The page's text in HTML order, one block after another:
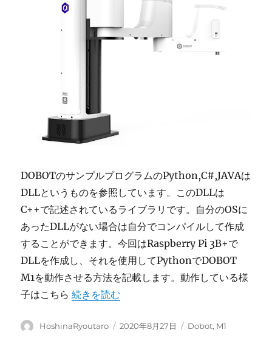
DOBOTのサンプルプログラムのPython,C#,JAVAは
DLLというものを参照しています。このDLLは
C++で記述されているライブラリです。自分のOSに
あったDLLがない場合は自分でコンパイルして作成
することができます。今回はRaspberry Pi 3B+で
DLLを作成し、それを使用してPythonでDOBOT
M1を動作させる方法を記載します。動作している様
子はこちら“Raspberry PiでDOBOT M1を動作させよう
続きを読む
投
HoshinaRyoutaro
投
2020年8月27日
カ
Dobot, M1